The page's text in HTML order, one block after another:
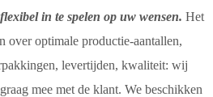
in te spelen op uw wensen. Het
over optimale productie-aantallen,
levertijden, kwaliteit: wij
mee met de klant. We beschikken